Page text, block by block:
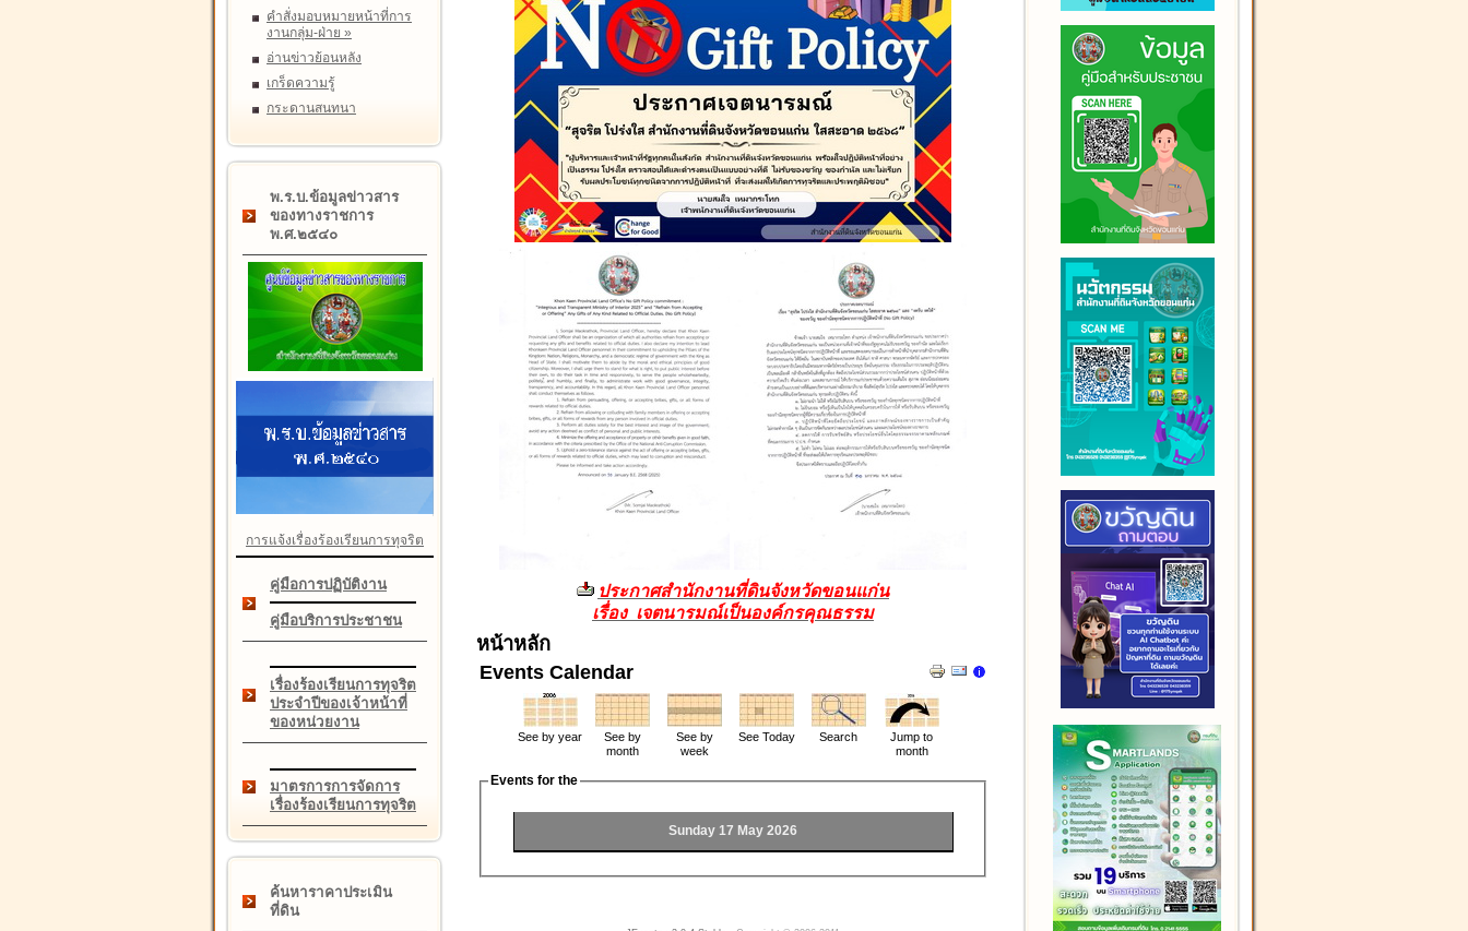
คำสั่งมอบหมายหน้าที่การ
งานกลุ่ม-ฝ่าย »
อ่านข่าวย้อนหลัง
เกร็ดความรู้
กระดานสนทนา
พ.ร.บ.ข้อมูลข่าวสาร
ของทางราชการ
พ.ศ.๒๕๔๐
การแจ้งเรื่องร้องเรียนการทุจริต
คู่มือการปฏิบัติงาน
คู่มือบริการประชาชน
เรื่องร้องเรียนการทุจริต
ประจำปีของเจ้าหน้าที่
ของหน่วยงาน
มาตรการการจัดการ
เรื่องร้องเรียนการทุจริต
ค้นหาราคาประเมิน
ที่ดิน
ประกาศสำนักงานที่ดินจังหวัดขอนแก่น
เรื่อง เจตนารมณ์เป็นองค์กรคุณธรรม
หน้าหลัก
Events Calendar
See by year
See by
month
See by
week
See Today Search
Jump to
month
Events for the
Sunday 17 May 2026